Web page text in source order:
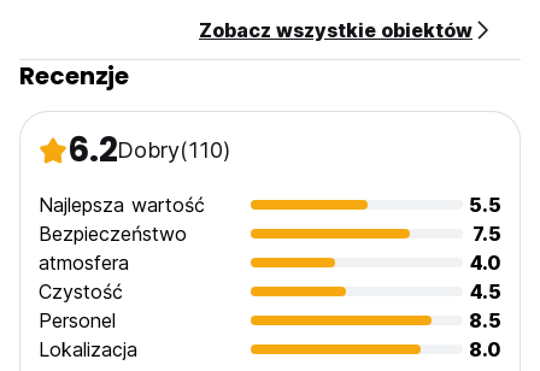
Zobacz wszystkie obiektów
Recenzje
6.2Dobry(110)
Najlepsza wartość
5.5
Bezpieczeństwo
7.5
atmosfera
4.0
Czystość
4.5
Personel
8.5
Lokalizacja
8.0